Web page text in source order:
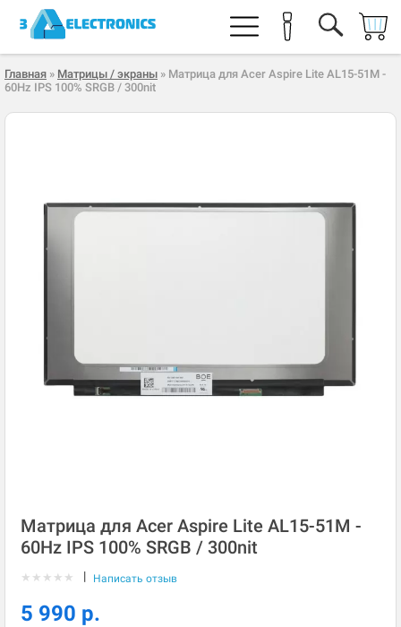
Главная » Матрицы / экраны » Матрица для Acer Aspire Lite AL15-51M -
60Hz IPS 100% SRGB / 300nit
Матрица для Acer Aspire Lite AL15-51M -
60Hz IPS 100% SRGB / 300nit
★ ★ ★ ★ ★ | Написать отзыв
5 990 р.